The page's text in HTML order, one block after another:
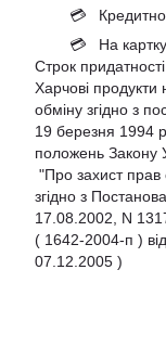
💳 Кредитною
💳 На
Строк
Харчові
обміну згідно з
19 березня 1994
положень Закону
"Про захист прав
згідно з
17.08.2002, N
( 1642-2004-п )
07.12.2005 )